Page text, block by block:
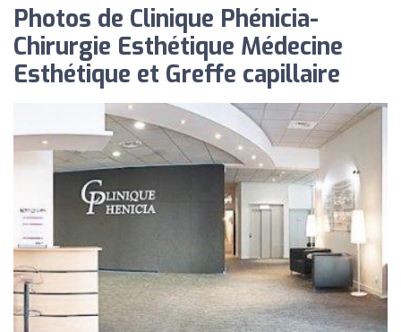
Photos de Clinique Phénicia-
Chirurgie Esthétique Médecine
Esthétique et Greffe capillaire